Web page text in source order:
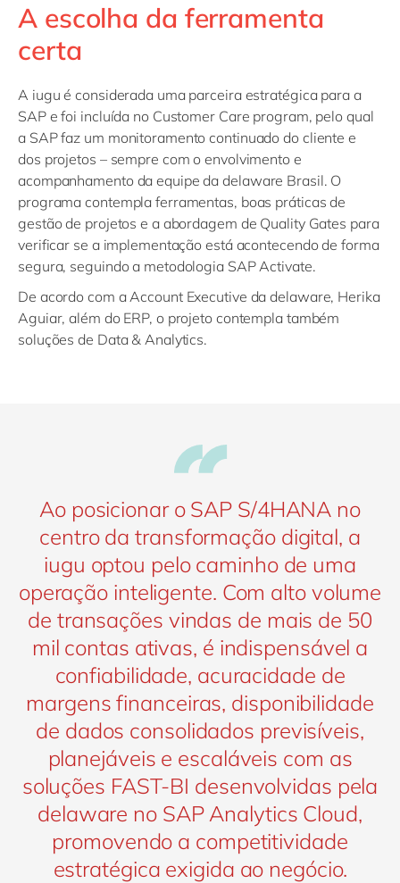
A escolha da ferramenta
certa
A iugu é considerada uma parceira estratégica para a
SAP e foi incluída no Customer Care program, pelo qual
a SAP faz um monitoramento continuado do cliente e
dos projetos – sempre com o envolvimento e
acompanhamento da equipe da delaware Brasil. O
programa contempla ferramentas, boas práticas de
gestão de projetos e a abordagem de Quality Gates para
verificar se a implementação está acontecendo de forma
segura, seguindo a metodologia SAP Activate.
De acordo com a Account Executive da delaware, Herika
Aguiar, além do ERP, o projeto contempla também
soluções de Data & Analytics.
Ao posicionar o SAP S/4HANA no
centro da transformação digital, a
iugu optou pelo caminho de uma
operação inteligente. Com alto volume
de transações vindas de mais de 50
mil contas ativas, é indispensável a
confiabilidade, acuracidade de
margens financeiras, disponibilidade
de dados consolidados previsíveis,
planejáveis e escaláveis com as
soluções FAST-BI desenvolvidas pela
delaware no SAP Analytics Cloud,
promovendo a competitividade
estratégica exigida ao negócio.